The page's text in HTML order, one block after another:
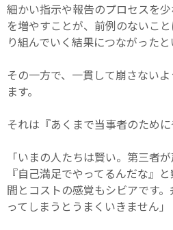
細かい指示や報告のプロセスを
を増やすことが、前例のないこ
り組んでいく結果につながったと
その一方で、一貫して崩さない
ます。
それは『あくまで当事者のため
「いまの人たちは賢い。第三者
『自己満足でやってるんだな』
間とコストの感覚もシビアです
ってしまうとうまくいきません」